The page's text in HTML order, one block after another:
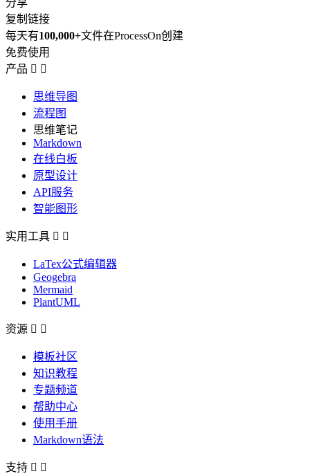
复制链接
每天有100,000+文件在ProcessOn创建
免费使用
产品  
思维导图
流程图
思维笔记
Markdown
在线白板
原型设计
API服务
智能图形
实用工具  
LaTex公式编辑器
Geogebra
Mermaid
PlantUML
资源  
模板社区
知识教程
专题频道
帮助中心
使用手册
Markdown语法
支持  